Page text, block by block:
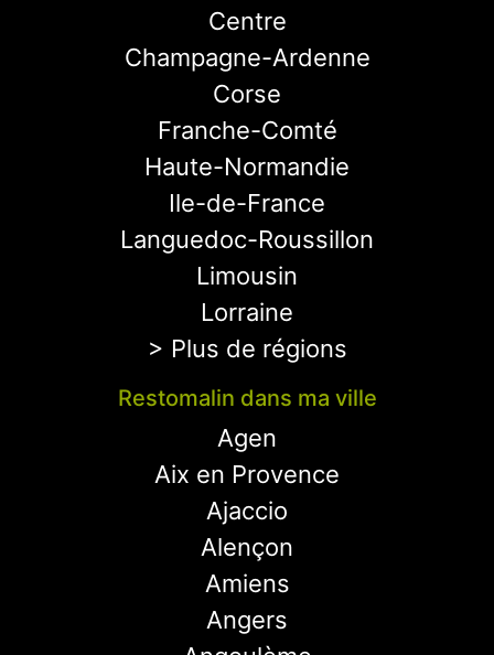
Centre
Champagne-Ardenne
Corse
Franche-Comté
Haute-Normandie
Ile-de-France
Languedoc-Roussillon
Limousin
Lorraine
> Plus de régions
Restomalin dans ma ville
Agen
Aix en Provence
Ajaccio
Alençon
Amiens
Angers